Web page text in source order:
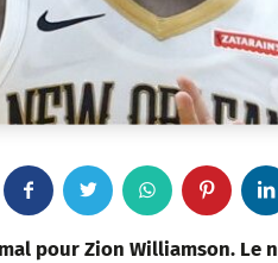
W
h
P
pour Zion Williamson. Le